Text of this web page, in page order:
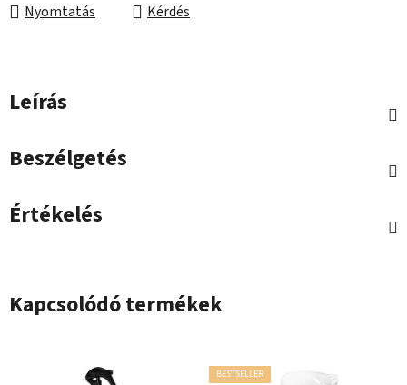
Nyomtatás
Kérdés
Leírás
Beszélgetés
Értékelés
Kapcsolódó termékek
BESTSELLER